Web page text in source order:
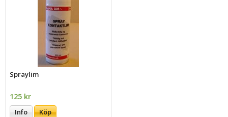
Spraylim
125 kr
Info Köp